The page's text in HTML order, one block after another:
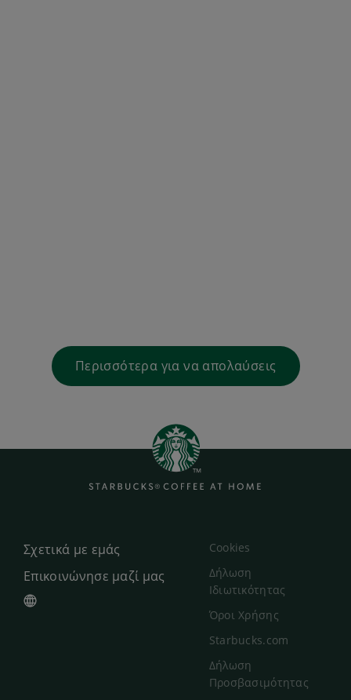
Περισσότερα για να απολαύσεις
Σχετικά με εμάς
Επικοινώνησε μαζί μας
Cookies
Δήλωση
Ιδιωτικότητας
Όροι Χρήσης
Starbucks.com
Δήλωση
Προσβασιμότητας